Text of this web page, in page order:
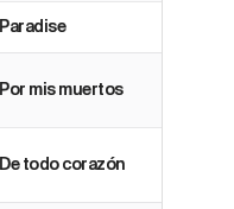
Paradise
Por mis muertos
De todo corazón